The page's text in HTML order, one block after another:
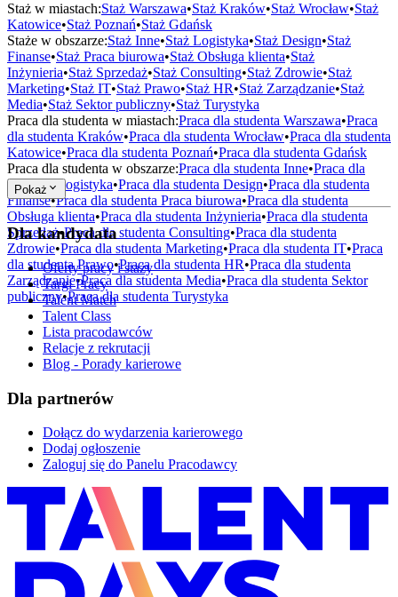
Staż w miastach:Staż Warszawa•Staż Kraków•Staż Wrocław•Staż
Katowice•Staż Poznań•Staż Gdańsk
Staże w obszarze:Staż Inne•Staż Logistyka•Staż Design•Staż
Finanse•Staż Praca biurowa•Staż Obsługa klienta•Staż
Inżynieria•Staż Sprzedaż•Staż Consulting•Staż Zdrowie•Staż
Marketing•Staż IT•Staż Prawo•Staż HR•Staż Zarządzanie•Staż
Media•Staż Sektor publiczny•Staż Turystyka
Praca dla studenta w miastach:Praca dla studenta Warszawa•Praca
dla studenta Kraków•Praca dla studenta Wrocław•Praca dla studenta
Katowice•Praca dla studenta Poznań•Praca dla studenta Gdańsk
Praca dla studenta w obszarze:Praca dla studenta Inne•Praca dla
studentaLogistyka•Praca dla studenta Design•Praca dla studenta
Finanse•Praca dla studenta Praca biurowa•Praca dla studenta
Obsługa klienta•Praca dla studenta Inżynieria•Praca dla studenta
Sprzedaż•Praca dla studenta Consulting•Praca dla studenta
Zdrowie•Praca dla studenta Marketing•Praca dla studenta IT•Praca
dla studentaPrawo•Praca dla studenta HR•Praca dla studenta
Zarządzanie•Praca dla studenta Media•Praca dla studenta Sektor
publiczny•Praca dla studenta Turystyka
Pokaż
Dla kandydata
Oferty pracy i staży
Targi Pracy
Talent Match
Talent Class
Lista pracodawców
Relacje z rekrutacji
Blog - Porady karierowe
Dla partnerów
Dołącz do wydarzenia karierowego
Dodaj ogłoszenie
Zaloguj się do Panelu Pracodawcy